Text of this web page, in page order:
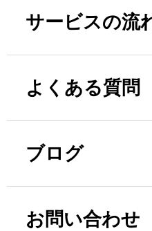
サービスの流
よくある質問
ブログ
お問い合わせ